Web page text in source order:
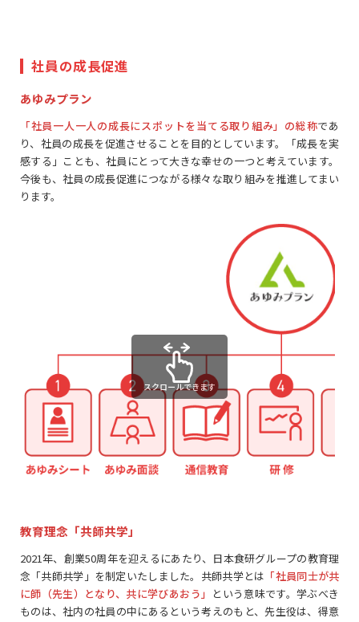
社員の成長促進
あゆみプラン
「社員一人一人の成長にスポットを当てる取り組み」の総称であ
り、社員の成長を促進させることを目的としています。「成長を実
感する」ことも、社員にとって大きな幸せの一つと考えています。
今後も、社員の成長促進につながる様々な取り組みを推進してまい
ります。
スクロールできます
教育理念「共師共学」
2021年、創業50周年を迎えるにあたり、日本食研グループの教育理
念「共師共学」を制定いたしました。共師共学とは 「社員同士が共
に師（先生）となり、共に学びあおう」 という意味です。学ぶべき
ものは、社内の社員の中にあるという考えのもと、先生役は、得意